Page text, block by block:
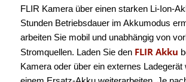
FLIR Kamera über einen starken Li-Ion-
Stunden Betriebsdauer im Akkumodus
arbeiten Sie mobil und unabhängig von
Stromquellen. Laden Sie denFLIR Akku
Kamera oder über ein externes Ladegerät